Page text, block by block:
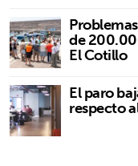
de
El Cotillo
El paro
respecto